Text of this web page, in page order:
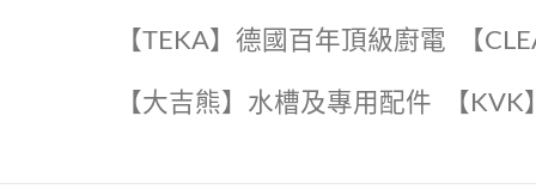
️【TEKA】️德國百年頂級廚電 【
【大吉熊】水槽及專用配件 【